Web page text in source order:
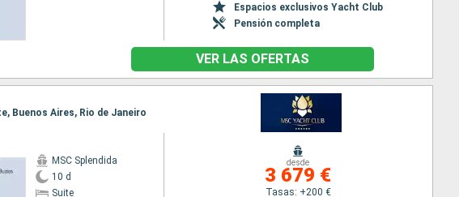
Espacios exclusivos Yacht Club
Pensión completa
VER LAS OFERTAS
Buenos Aires, Rio de Janeiro
MSC Splendida
10 d
Suite
desde
3 679 €
Tasas: +200 €